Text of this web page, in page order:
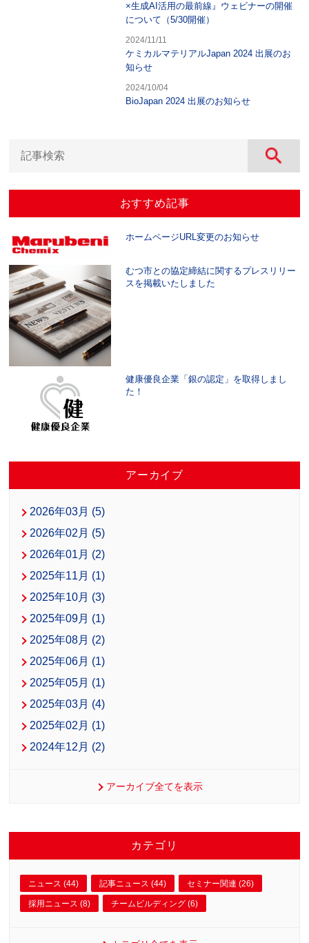
×生成AI活用の最前線』ウェビナーの開催
について（5/30開催）
2024/11/11
ケミカルマテリアルJapan 2024 出展のお
知らせ
2024/10/04
BioJapan 2024 出展のお知らせ
おすすめ記事
ホームページURL変更のお知らせ
むつ市との協定締結に関するプレスリリー
スを掲載いたしました
健康優良企業「銀の認定」を取得しまし
た！
アーカイブ
2026年03月 (5)
2026年02月 (5)
2026年01月 (2)
2025年11月 (1)
2025年10月 (3)
2025年09月 (1)
2025年08月 (2)
2025年06月 (1)
2025年05月 (1)
2025年03月 (4)
2025年02月 (1)
2024年12月 (2)
アーカイブ全てを表示
カテゴリ
ニュース (44) 記事ニュース (44) セミナー関連 (26)
採用ニュース (8) チームビルディング (6)